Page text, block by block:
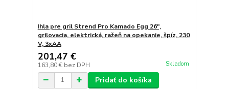
Ihla pre gril Strend Pro Kamado Egg 26",
grilovacia, elektrická, ražeň na opekanie, špíz, 230
V, 3xAA
201,47 €
163,80 € bez DPH Skladom
Pridať do košíka